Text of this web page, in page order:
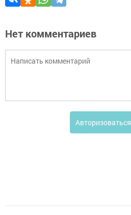
Нет комментариев
Авторизоваться